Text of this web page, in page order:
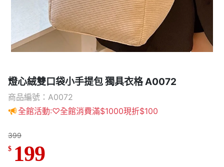
燈心絨雙口袋小手提包 獨具衣格 A0072
商品編號：A0072
全館活動:♡全館消費滿$1000現折$100
399
$ 199